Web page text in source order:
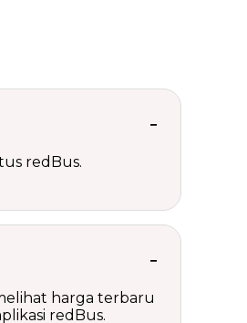
redBus.
harga terbaru
redBus.